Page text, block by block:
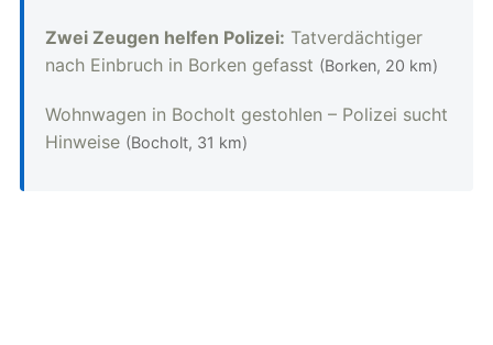
Zwei Zeugen helfen Polizei: Tatverdächtiger
nach Einbruch in Borken gefasst (Borken, 20 km)
Wohnwagen in Bocholt gestohlen – Polizei sucht
Hinweise (Bocholt, 31 km)